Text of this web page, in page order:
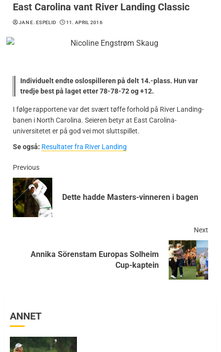
East Carolina vant River Landing Classic
JAN E. ESPELID 11. APRIL 2016
Individuelt endte oslospilleren på delt 14.-plass. Hun var
tredje best på laget etter 78-78-72 og +12.
I følge rapportene var det svært tøffe forhold på River Landing-
banen i North Carolina. Seieren betyr at East Carolina-
universitetet er på god vei mot sluttspillet.
Se også: Resultater fra River Landing
Previous
Dette hadde Masters-vinneren i bagen
Next
Annika Sörenstam Europas Solheim
Cup-kaptein
ANNET